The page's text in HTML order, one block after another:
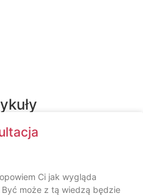
Ci jak wygląda
może z tą wiedzą będzie